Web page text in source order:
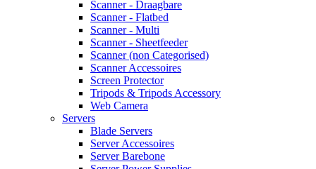
Scanner - Draagbare
Scanner - Flatbed
Scanner - Multi
Scanner - Sheetfeeder
Scanner (non Categorised)
Scanner Accessoires
Screen Protector
Tripods & Tripods Accessory
Web Camera
Servers
Blade Servers
Server Accessoires
Server Barebone